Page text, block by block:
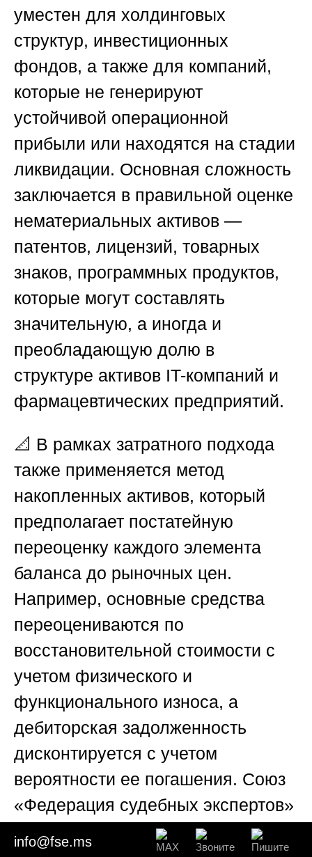
уместен для холдинговых
структур, инвестиционных
фондов, а также для компаний,
которые не генерируют
устойчивой операционной
прибыли или находятся на стадии
ликвидации. Основная сложность
заключается в правильной оценке
нематериальных активов —
патентов, лицензий, товарных
знаков, программных продуктов,
которые могут составлять
значительную, а иногда и
преобладающую долю в
структуре активов IT-компаний и
фармацевтических предприятий.
📐 В рамках затратного подхода
также применяется метод
накопленных активов, который
предполагает постатейную
переоценку каждого элемента
баланса до рыночных цен.
Например, основные средства
переоцениваются по
восстановительной стоимости с
учетом физического и
функционального износа, а
дебиторская задолженность
дисконтируется с учетом
вероятности ее погашения. Союз
«Федерация судебных экспертов»
прибегает к данному подходу в
info@fse.ms